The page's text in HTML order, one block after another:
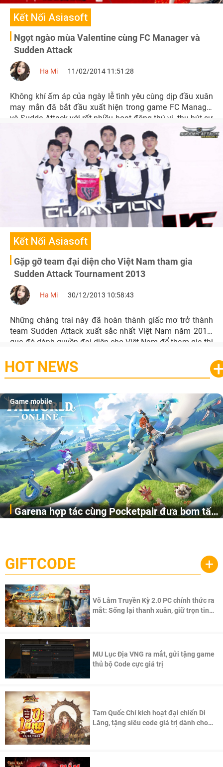
Kết Nối Asiasoft
Ngọt ngào mùa Valentine cùng FC Manager và
Sudden Attack
Ha Mi 11/02/2014 11:51:28
Không khí ấm áp của ngày lễ tình yêu cùng dịp đầu xuân
may mắn đã bắt đầu xuất hiện trong game FC Manager
và Sudde Attack với rất nhiều hoạt động thú vị, thu hút sự
quan tâm của cộng đồng game thủ.
Kết Nối Asiasoft
Gặp gỡ team đại diện cho Việt Nam tham gia
Sudden Attack Tournament 2013
Ha Mi 30/12/2013 10:58:43
Những chàng trai này đã hoàn thành giấc mơ trở thành
team Sudden Attack xuất sắc nhất Việt Nam năm 2013,
qua đó dành quyền đại diện cho Việt Nam để tham gia thi
HOT NEWS
Game mobile
Garena hợp tác cùng Pocketpair đưa bom tấn
cầu, theo giấy phép chính thức từ công ty game Nhật Bản
Pocketpair, Inc.
GIFTCODE +
Võ Lâm Truyền Kỳ 2.0 PC chính thức ra
mắt: Sống lại thanh xuân, giữ trọn tinh
MU Lục Địa VNG ra mắt, gửi tặng game
thủ bộ Code cực giá trị
Tam Quốc Chí kích hoạt đại chiến Di
Lăng, tặng siêu code giá trị dành cho